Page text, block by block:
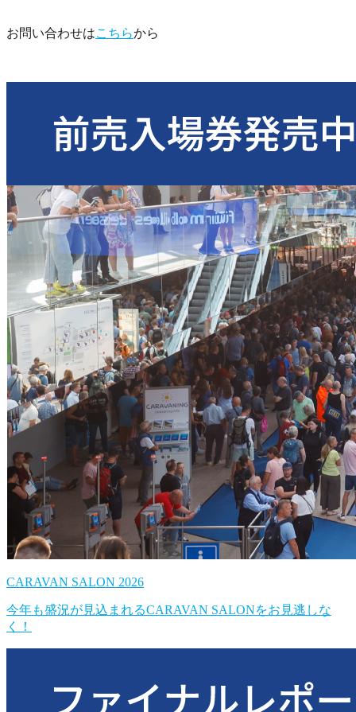
お問い合わせはこちらから
CARAVAN SALON 2026
今年も盛況が見込まれるCARAVAN SALONをお見逃しな
く！